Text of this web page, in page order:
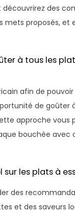
des
mets proposés, et
à tous les
afin de
de goûter
approche vous
bouchée avec
les plats à
des
et des saveurs